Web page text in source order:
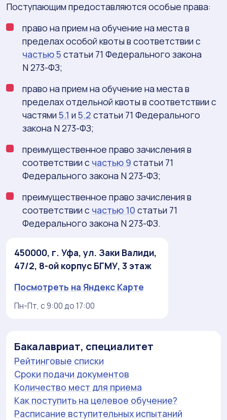
Поступающим предоставляются особые права:
право на прием на обучение на места в
пределах особой квоты в соответствии с
частью 5 статьи 71 Федерального закона
N 273-ФЗ;
право на прием на обучение на места в
пределах отдельной квоты в соответствии с
частями 5.1 и 5.2 статьи 71 Федерального
закона N 273-ФЗ;
преимущественное право зачисления в
соответствии с частью 9 статьи 71
Федерального закона N 273-ФЗ;
преимущественное право зачисления в
соответствии с частью 10 статьи 71
Федерального закона N 273-ФЗ.
450000, г. Уфа, ул. Заки Валиди,
47/2, 8-ой корпус БГМУ, 3 этаж
Посмотреть на Яндекс Карте
Пн-Пт, с 9:00 до 17:00
Бакалавриат, специалитет
Рейтинговые списки
Сроки подачи документов
Количество мест для приема
Как поступить на целевое обучение?
Расписание вступительных испытаний